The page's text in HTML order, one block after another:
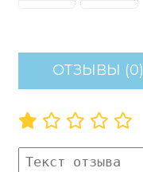
ОТЗЫВЫ (0)